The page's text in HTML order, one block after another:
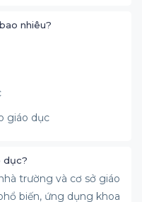
nhiêu?
giáo dục
dục?
trường và cơ sở giáo
biến, ứng dụng khoa